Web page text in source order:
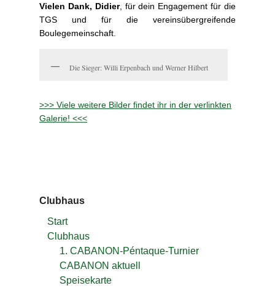
Vielen Dank, Didier, für dein Engagement für die
TGS und für die vereinsübergreifende
Boulegemeinschaft.
Die Sieger: Willi Erpenbach und Werner Hilbert
>>> Viele weitere Bilder findet ihr in der verlinkten
Galerie! <<<
Clubhaus
Start
Clubhaus
1. CABANON-Péntaque-Turnier
CABANON aktuell
Speisekarte